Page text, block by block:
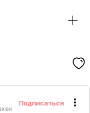
+
Подписаться